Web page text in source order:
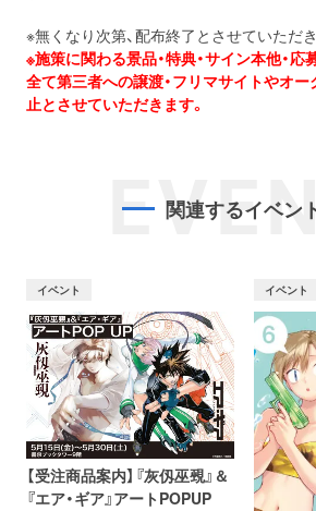
※無くなり次第、配布終了とさせていただ
※施策に関わる景品・特典・サイン本他・応
全て第三者への譲渡・フリマサイトやオ
止とさせていただきます。
関連するイベン
イベント
【受注商品案内】『灰仭巫覡』＆
『エア・ギア』アートPOPUP
イベント